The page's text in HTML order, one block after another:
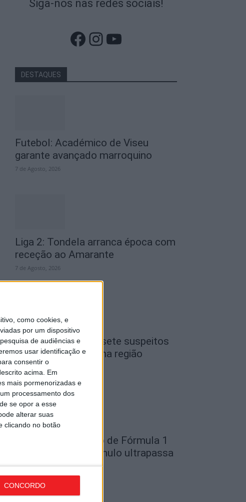
como cookies, e
por um dispositivo
de audiências e
usar identificação e
consentir o
acima. Em
mais pormenorizadas e
processamento dos
se opor a esse
alterar suas
clicando no botão
CONCORDO
Siga-nos nas redes sociais!
Facebook
Instagram
YouTube
DESTAQUES
Futebol: Académico de Viseu
garante avançado marroquino
7 de Agosto, 2026
Liga 2: Tondela arranca época com
receção ao Amarante
7 de Agosto, 2026
Viseu: GNR detém sete suspeitos
por furto de cobre na região
Tondela: Exposição de Fórmula 1
no Museu do Caramulo ultrapassa
os...